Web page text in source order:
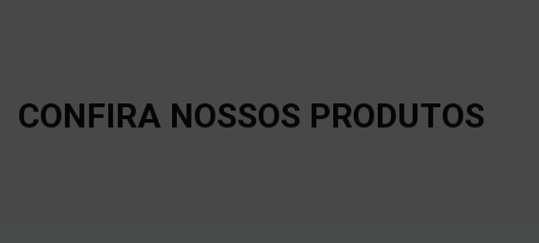
CONFIRA NOSSOS PRODUTOS